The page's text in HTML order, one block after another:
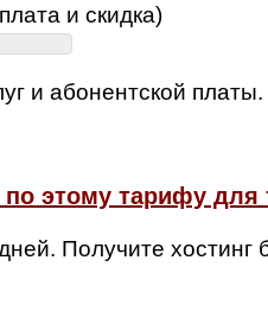
и скидка)
и абонентской платы.
по этому тарифу для
Получите хостинг